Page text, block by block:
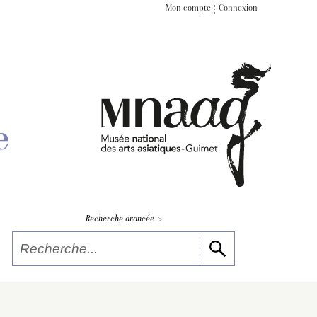
Mon compte Connexion
Recherche avancée >